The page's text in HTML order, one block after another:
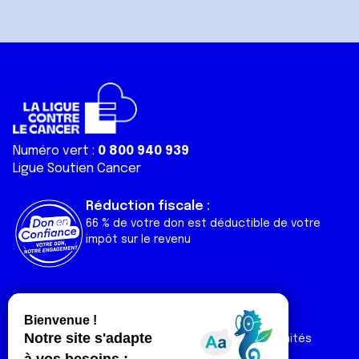
Numéro vert : 0 800 940 939
Ligue Soutien Cancer
Réduction fiscale :
66 % de votre don est déductible de votre
impôt sur le revenu
Liens utiles
Nos actualités
Nos publications
Espace Ligue & comités